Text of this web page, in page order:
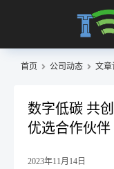
首页 公司动态 文章
数字低碳 共
优选合作伙伴
2023年11月14日